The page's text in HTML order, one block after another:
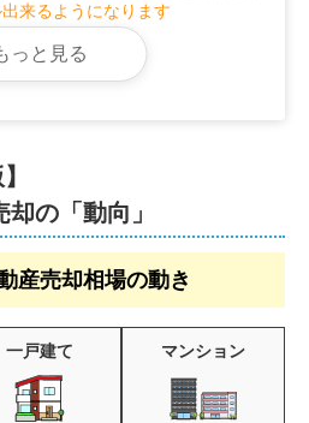
り申し上げます。
ございました。
来るようになります
っと見る
の「動向」
産売却相場の動き
一戸建て マンション